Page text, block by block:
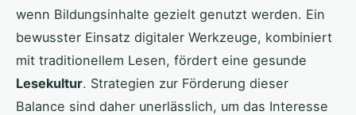
wenn Bildungsinhalte gezielt genutzt werden. Ein
bewusster Einsatz digitaler Werkzeuge, kombiniert
mit traditionellem Lesen, fördert eine gesunde
Lesekultur. Strategien zur Förderung dieser
Balance sind daher unerlässlich, um das Interesse